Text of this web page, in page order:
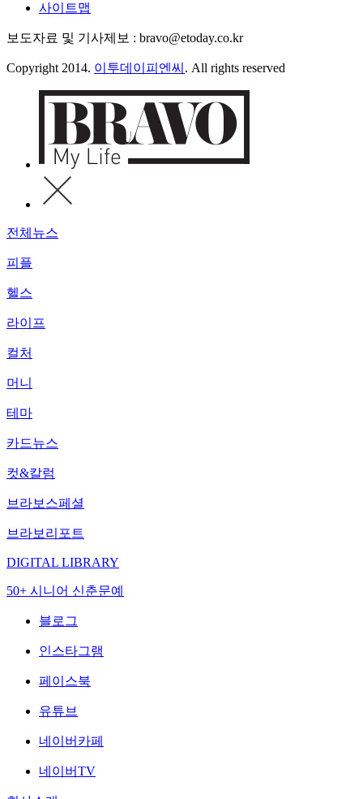
사이트맵
보도자료 및 기사제보 : bravo@etoday.co.kr
Copyright 2014. 이투데이피엔씨 . All rights reserved
전체뉴스
피플
헬스
라이프
컬처
머니
테마
카드뉴스
컷&칼럼
브라보스페셜
브라보리포트
DIGITAL LIBRARY
50+ 시니어 신춘문예
블로그
인스타그램
페이스북
유튜브
네이버카페
네이버TV